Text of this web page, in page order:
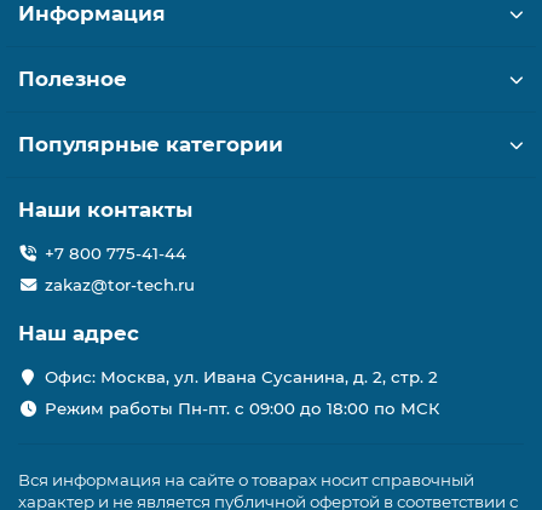
Информация
Полезное
Популярные категории
Наши контакты
+7 800 775-41-44
zakaz@tor-tech.ru
Наш адрес
Офис: Москва, ул. Ивана Сусанина, д. 2, стр. 2
Режим работы Пн-пт. с 09:00 до 18:00 по МСК
Вся информация на сайте о товарах носит справочный
характер и не является публичной офертой в соответствии с